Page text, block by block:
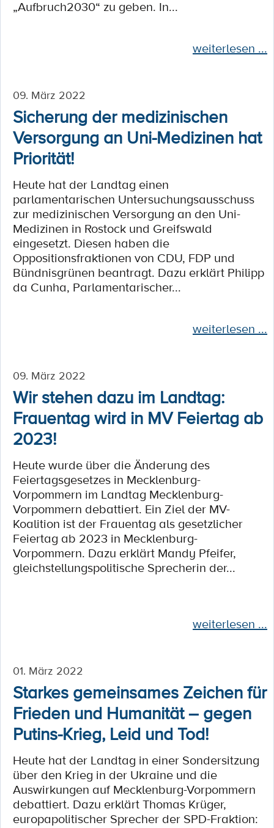
„Aufbruch2030“ zu geben. In...
weiterlesen ...
09. März 2022
Sicherung der medizinischen
Versorgung an Uni-Medizinen hat
Priorität!
Heute hat der Landtag einen
parlamentarischen Untersuchungsausschuss
zur medizinischen Versorgung an den Uni-
Medizinen in Rostock und Greifswald
eingesetzt. Diesen haben die
Oppositionsfraktionen von CDU, FDP und
Bündnisgrünen beantragt. Dazu erklärt Philipp
da Cunha, Parlamentarischer...
weiterlesen ...
09. März 2022
Wir stehen dazu im Landtag:
Frauentag wird in MV Feiertag ab
2023!
Heute wurde über die Änderung des
Feiertagsgesetzes in Mecklenburg-
Vorpommern im Landtag Mecklenburg-
Vorpommern debattiert. Ein Ziel der MV-
Koalition ist der Frauentag als gesetzlicher
Feiertag ab 2023 in Mecklenburg-
Vorpommern. Dazu erklärt Mandy Pfeifer,
gleichstellungspolitische Sprecherin der...
weiterlesen ...
01. März 2022
Starkes gemeinsames Zeichen für
Frieden und Humanität – gegen
Putins-Krieg, Leid und Tod!
Heute hat der Landtag in einer Sondersitzung
über den Krieg in der Ukraine und die
Auswirkungen auf Mecklenburg-Vorpommern
debattiert. Dazu erklärt Thomas Krüger,
europapolitischer Sprecher der SPD-Fraktion: